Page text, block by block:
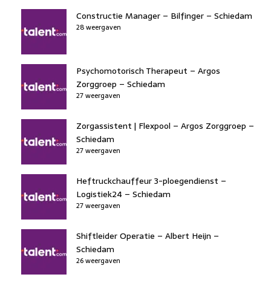
Constructie Manager – Bilfinger – Schiedam
28 weergaven
Psychomotorisch Therapeut – Argos
Zorggroep – Schiedam
27 weergaven
Zorgassistent | Flexpool – Argos Zorggroep –
Schiedam
27 weergaven
Heftruckchauffeur 3-ploegendienst –
Logistiek24 – Schiedam
27 weergaven
Shiftleider Operatie – Albert Heijn –
Schiedam
26 weergaven